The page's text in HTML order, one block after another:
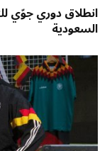
السعودية